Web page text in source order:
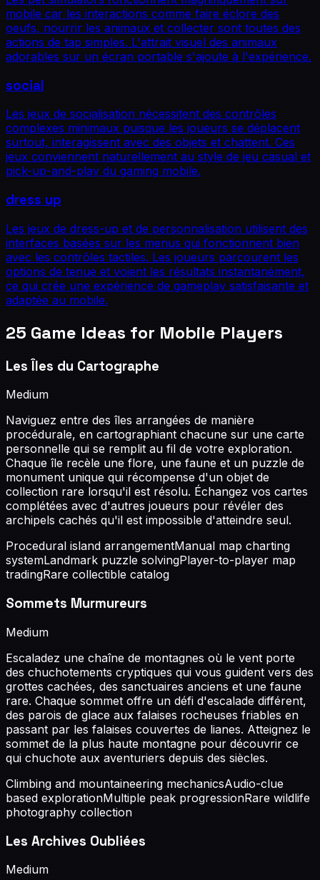
mobile car les interactions comme faire éclore des
oeufs, nourrir les animaux et collecter sont toutes des
actions de tap simples. L'attrait visuel des animaux
adorables sur un écran portable s'ajoute à l'expérience.
social
Les jeux de socialisation nécessitent des contrôles
complexes minimaux puisque les joueurs se déplacent
surtout, interagissent avec des objets et chattent. Ces
jeux conviennent naturellement au style de jeu casual et
pick-up-and-play du gaming mobile.
dress up
Les jeux de dress-up et de personnalisation utilisent des
interfaces basées sur les menus qui fonctionnent bien
avec les contrôles tactiles. Les joueurs parcourent les
options de tenue et voient les résultats instantanément,
ce qui crée une expérience de gameplay satisfaisante et
adaptée au mobile.
25 Game Ideas for Mobile Players
Les Îles du Cartographe
Medium
Naviguez entre des îles arrangées de manière
procédurale, en cartographiant chacune sur une carte
personnelle qui se remplit au fil de votre exploration.
Chaque île recèle une flore, une faune et un puzzle de
monument unique qui récompense d'un objet de
collection rare lorsqu'il est résolu. Échangez vos cartes
complétées avec d'autres joueurs pour révéler des
archipels cachés qu'il est impossible d'atteindre seul.
Procedural island arrangementManual map charting
systemLandmark puzzle solvingPlayer-to-player map
tradingRare collectible catalog
Sommets Murmureurs
Medium
Escaladez une chaîne de montagnes où le vent porte
des chuchotements cryptiques qui vous guident vers des
grottes cachées, des sanctuaires anciens et une faune
rare. Chaque sommet offre un défi d'escalade différent,
des parois de glace aux falaises rocheuses friables en
passant par les falaises couvertes de lianes. Atteignez le
sommet de la plus haute montagne pour découvrir ce
qui chuchote aux aventuriers depuis des siècles.
Climbing and mountaineering mechanicsAudio-clue
based explorationMultiple peak progressionRare wildlife
photography collection
Les Archives Oubliées
Medium